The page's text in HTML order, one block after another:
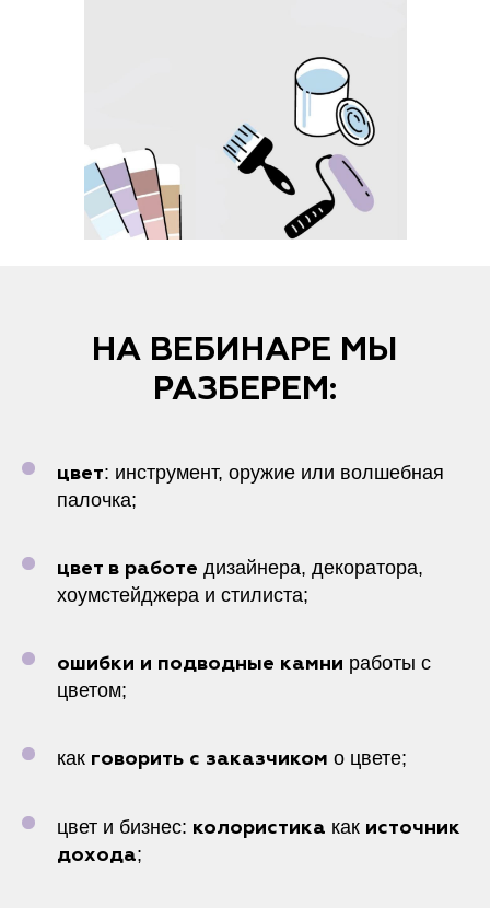
НА ВЕБИНАРЕ МЫ
РАЗБЕРЕМ:
цвет: инструмент, оружие или волшебная
палочка;
цвет в работе дизайнера, декоратора,
хоумстейджера и стилиста;
ошибки и подводные камни работы с
цветом;
как говорить с заказчиком о цвете;
цвет и бизнес: колористика как источник
дохода;